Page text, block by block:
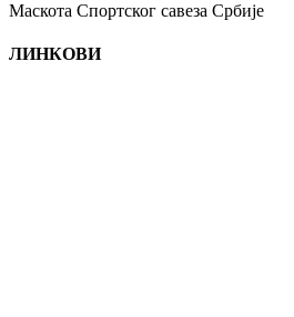
Маскота Спортског савеза Србије
ЛИНКОВИ